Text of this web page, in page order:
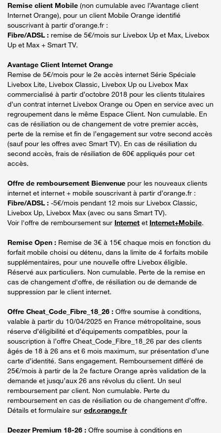
Remise client Mobile (non cumulable avec l’Avantage client
Internet Orange), pour un client Mobile Orange identifié
souscrivant à partir d’orange.fr :
Fibre/ADSL : remise de 5€/mois sur Livebox Up et Max, Livebox
Up et Max + Smart TV.
Avantage Client Internet Orange
Remise de 5€/mois pour le 2e accès internet Série Spéciale
Livebox Lite, Livebox Classic, Livebox Up ou Livebox Max
commercialisé à partir d’octobre 2018 pour les clients titulaires
d’un contrat internet Livebox Orange ou Open en service avec un
regroupement dans le même Espace Client. Non cumulable. En
cas de résiliation ou de changement de votre premier accès,
perte de la remise et fin de l’engagement sur votre second accès
(sauf pour les offres avec Smart TV). En cas de résiliation du
second accès, frais de résiliation de 60€ appliqués pour cet
accès.
Offre de remboursement Bienvenue pour les nouveaux clients
internet et internet + mobile souscrivant à partir d’orange.fr :
Fibre/ADSL : -5€/mois pendant 12 mois sur Livebox Classic,
Livebox Up, Livebox Max (avec ou sans Smart TV).
Voir l'offre de remboursement sur Internet et Internet+Mobile.
Remise Open : Remise de 3€ à 15€ chaque mois en fonction du
forfait mobile choisi ou détenu, dans la limite de 4 forfaits mobile
supplémentaires, pour une nouvelle offre Livebox éligible.
Réservé aux particuliers. Non cumulable. Perte de la remise en
cas de changement d'offre, de résiliation ou de demande de
suppression par le client internet.
Offre Cheat_Code_Fibre_18_26 : Offre soumise à conditions,
valable à partir du 10/04/2025 en France métropolitaine, sous
réserve d’éligibilité et d’équipements compatibles, pour la
souscription à l’offre Cheat_Code_Fibre_18_26 par des clients
âgés de 18 à 26 ans et 6 mois maximum, sur présentation d’une
carte d’identité. Sans engagement. Remboursement différé de
25€/mois à partir de la 2e facture Orange après validation de la
demande et jusqu’aux 26 ans révolus du client. Un seul
remboursement par client. Non cumulable. Perte du
remboursement en cas de résiliation ou de changement d’offre.
Détails et formulaire sur odr.orange.fr
Deezer Premium 18-26 : Offre soumise à conditions en